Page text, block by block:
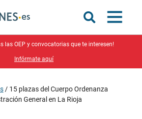
las OEP y convocatorias que te interesen!
Infórmate aquí
/ 15 plazas del Cuerpo Ordenanza
General en La Rioja